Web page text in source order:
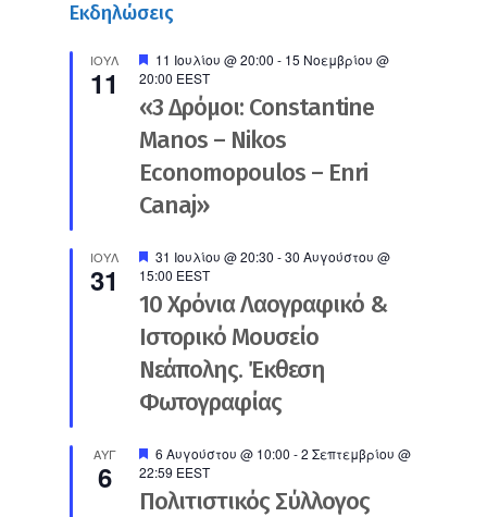
Εκδηλώσεις
ΙΟΎΛ
11
Προτεινόμενο
11 Ιουλίου @ 20:00 - 15 Νοεμβρίου @
20:00 EEST
«3 Δρόμοι: Constantine
Manos – Nikos
Economopoulos – Enri
Canaj»
ΙΟΎΛ
31
Προτεινόμενο
31 Ιουλίου @ 20:30 -30 Αυγούστου @
15:00 EEST
10 Χρόνια Λαογραφικό &
Ιστορικό Μουσείο
Νεάπολης. Έκθεση
Φωτογραφίας
ΑΥΓ
6
Προτεινόμενο
6 Αυγούστου @ 10:00 -2 Σεπτεμβρίου @
22:59 EEST
Πολιτιστικός Σύλλογος